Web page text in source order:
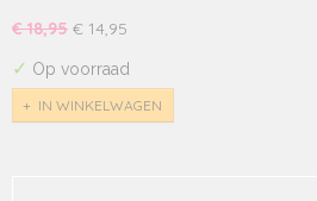
€ 18,95 € 14,95
✓ Op voorraad
IN WINKELWAGEN